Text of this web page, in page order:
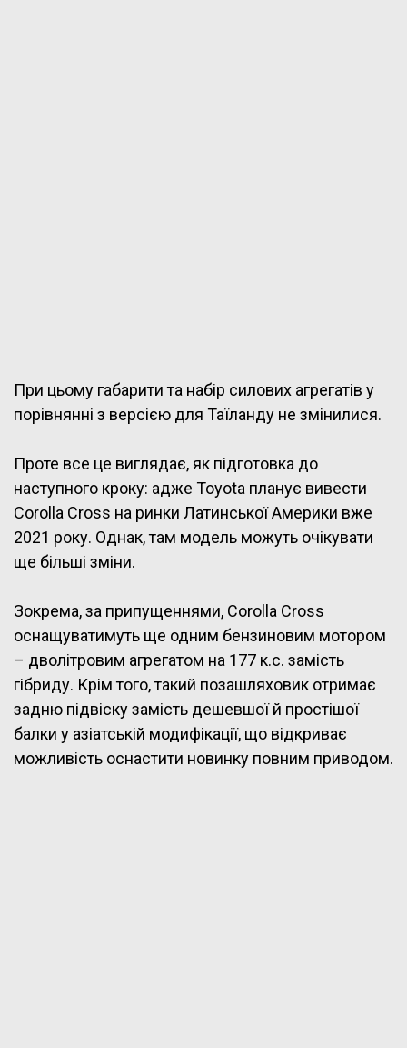
При цьому габарити та набір силових агрегатів у
порівнянні з версією для Таїланду не змінилися.
Проте все це виглядає, як підготовка до
наступного кроку: адже Toyota планує вивести
Corolla Cross на ринки Латинської Америки вже
2021 року. Однак, там модель можуть очікувати
ще більші зміни.
Зокрема, за припущеннями, Corolla Cross
оснащуватимуть ще одним бензиновим мотором
– дволітровим агрегатом на 177 к.с. замість
гібриду. Крім того, такий позашляховик отримає
задню підвіску замість дешевшої й простішої
балки у азіатській модифікації, що відкриває
можливість оснастити новинку повним приводом.